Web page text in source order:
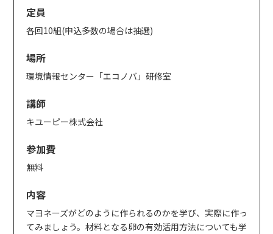
定員
各回10組(申込多数の場合は抽選)
場所
環境情報センター「エコノバ」研修室
講師
キユーピー株式会社
参加費
無料
内容
マヨネーズがどのように作られるのかを学び、実際に作っ
てみましょう。材料となる卵の有効活用方法についても学